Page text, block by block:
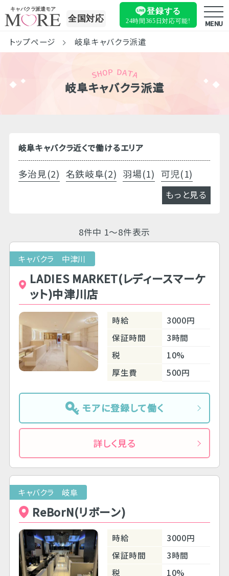
キャバクラ派遣モア
全国対応
登録する
24時間365日対応可能! MENU
トップページ 岐阜キャバクラ派遣
岐阜キャバクラ派遣
岐阜キャバクラ近くで働けるエリア
多治見(2) 名鉄岐阜(2) 羽場(1) 可児(1)
もっと見る
8件中 1～8件表示
キャバクラ 中津川
LADIES MARKET(レディースマーケ
ット)中津川店
時給
3000円
保証時間
3時間
税
10%
厚生費
500円
モアに登録して働く
詳しく見る
キャバクラ 岐阜
ReBorN(リボーン)
時給
3000円
保証時間
3時間
税
10%